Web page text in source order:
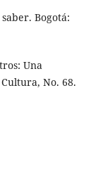
Bogotá:
Una
No. 68.